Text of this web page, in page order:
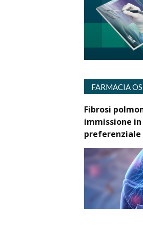
FARMACIA
Fibrosi
immissione
preferenziale